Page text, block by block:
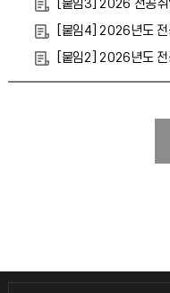
[붙임3] 2026 전공
[붙임4] 2026년도
[붙임2] 2026년도